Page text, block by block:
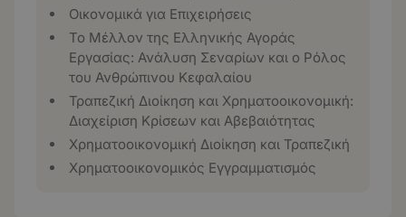
Οικονομικά για Επιχειρήσεις
Το Μέλλον της Ελληνικής Αγοράς
Εργασίας: Ανάλυση Σεναρίων και ο Ρόλος
του Ανθρώπινου Κεφαλαίου
Τραπεζική Διοίκηση και Χρηματοοικονομική:
Διαχείριση Κρίσεων και Αβεβαιότητας
Χρηματοοικονομική Διοίκηση και Τραπεζική
Χρηματοοικονομικός Εγγραμματισμός